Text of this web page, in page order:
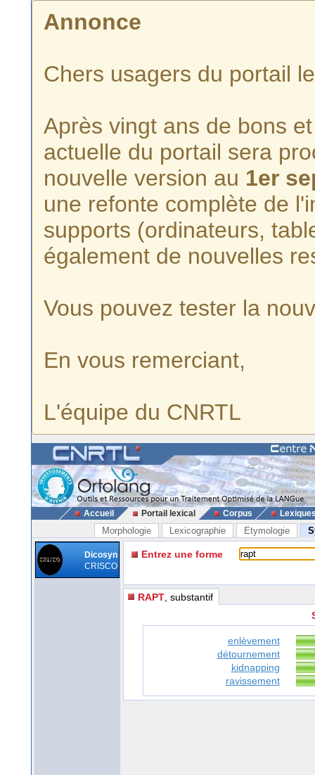
Annonce
Chers usagers du portail
Après vingt ans de bons
actuelle du portail sera
nouvelle version au 1er
une refonte complète de
supports (ordinateurs,
également de nouvelles
Vous pouvez tester la
En vous remerciant,
L'équipe du CNRTL
Accueil Portail lexical Corpus
Morphologie Lexicographie Etymologie
Dicosyn
CRISCO
Entrez une forme
RAPT , substantif
enlèvement
détournement
kidnapping
ravissement